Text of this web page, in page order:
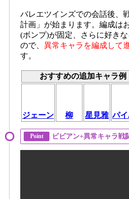
バレエツインズでの会話後、
計画」が始まります。編成は
(ボンプ)が固定、さらに好き
ので、 異常キャラを編成して
す。
おすすめの追加キャラ例
ジェーン 柳 星見雅 パ
ビビアン+異常キャラ戦